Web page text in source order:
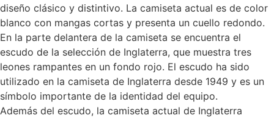
diseño clásico y distintivo. La camiseta actual es de color
blanco con mangas cortas y presenta un cuello redondo.
En la parte delantera de la camiseta se encuentra el
escudo de la selección de Inglaterra, que muestra tres
leones rampantes en un fondo rojo. El escudo ha sido
utilizado en la camiseta de Inglaterra desde 1949 y es un
símbolo importante de la identidad del equipo.
Además del escudo, la camiseta actual de Inglaterra